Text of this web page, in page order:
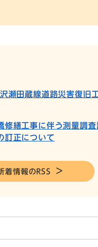
瀬田蔵線道路災害復旧
修繕工事に伴う測量調
訂正について
着情報のRSS